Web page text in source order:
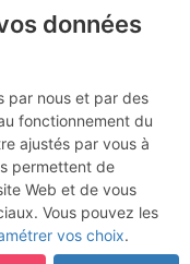
by-nc-nd)
données
par nous et par des
fonctionnement du
ajustés par vous à
permettent de
Web et de vous
Vous pouvez les
vos choix.